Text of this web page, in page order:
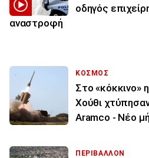
οδηγός
αναστροφή
ΚΟΣΜΟΣ
Στο «κόκκινο»
Χούθι
Aramco - Νέο
ΠΕΡΙΒΑΛΛΟΝ